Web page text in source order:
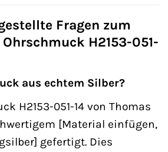
Fragen zum
H2153-051-
aus echtem Silber?
H2153-051-14 von Thomas
[Material einfügen,
gefertigt. Dies